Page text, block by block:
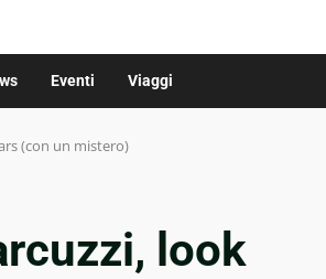
Eventi Viaggi
(con un mistero)
look